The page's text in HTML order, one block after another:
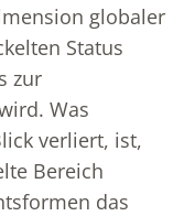
globaler
Status
zur
Was
verliert, ist,
Bereich
das